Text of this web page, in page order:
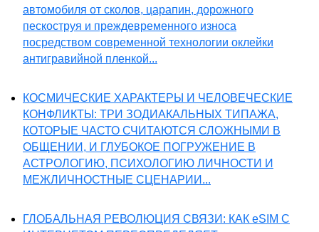
автомобиля от сколов, царапин, дорожного
пескоструя и преждевременного износа
посредством современной технологии оклейки
антигравийной пленкой...
КОСМИЧЕСКИЕ ХАРАКТЕРЫ И ЧЕЛОВЕЧЕСКИЕ
КОНФЛИКТЫ: ТРИ ЗОДИАКАЛЬНЫХ ТИПАЖА,
КОТОРЫЕ ЧАСТО СЧИТАЮТСЯ СЛОЖНЫМИ В
ОБЩЕНИИ, И ГЛУБОКОЕ ПОГРУЖЕНИЕ В
АСТРОЛОГИЮ, ПСИХОЛОГИЮ ЛИЧНОСТИ И
МЕЖЛИЧНОСТНЫЕ СЦЕНАРИИ...
ГЛОБАЛЬНАЯ РЕВОЛЮЦИЯ СВЯЗИ: КАК eSIM С